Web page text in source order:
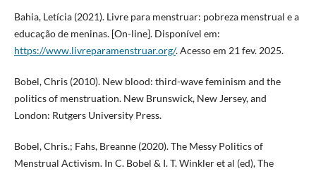
Bahia, Letícia (2021). Livre para menstruar: pobreza menstrual e a
educação de meninas. [On-line]. Disponível em:
https://www.livreparamenstruar.org/. Acesso em 21 fev. 2025.
Bobel, Chris (2010). New blood: third-wave feminism and the
politics of menstruation. New Brunswick, New Jersey, and
London: Rutgers University Press.
Bobel, Chris.; Fahs, Breanne (2020). The Messy Politics of
Menstrual Activism. In C. Bobel & I. T. Winkler et al (ed), The